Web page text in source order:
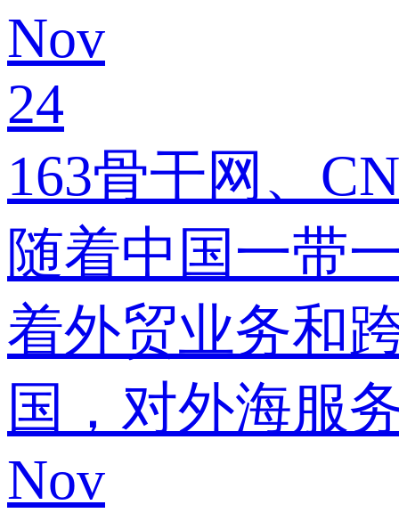
Nov
24
163骨干网、
随着中国一带
着外贸业务和
国，对外海服
Nov